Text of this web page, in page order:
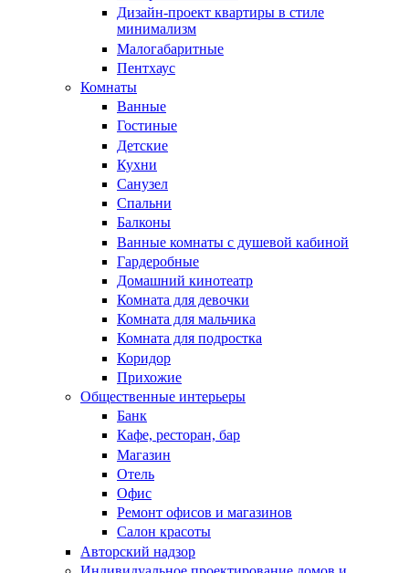
Дизайн-проект квартиры в стиле
минимализм
Малогабаритные
Пентхаус
Комнаты
Ванные
Гостиные
Детские
Кухни
Санузел
Спальни
Балконы
Ванные комнаты с душевой кабиной
Гардеробные
Домашний кинотеатр
Комната для девочки
Комната для мальчика
Комната для подростка
Коридор
Прихожие
Общественные интерьеры
Банк
Кафе, ресторан, бар
Магазин
Отель
Офис
Ремонт офисов и магазинов
Салон красоты
Авторский надзор